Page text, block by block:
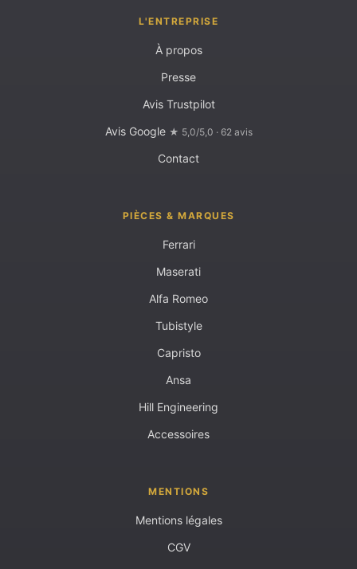
L'ENTREPRISE
À propos
Presse
Avis Trustpilot
Avis Google ★ 5,0/5,0 · 62 avis
Contact
PIÈCES & MARQUES
Ferrari
Maserati
Alfa Romeo
Tubistyle
Capristo
Ansa
Hill Engineering
Accessoires
MENTIONS
Mentions légales
CGV